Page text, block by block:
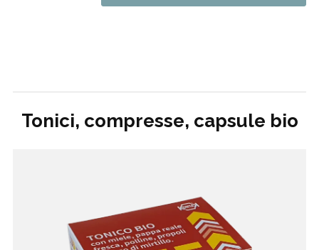
Tonici, compresse, capsule bio